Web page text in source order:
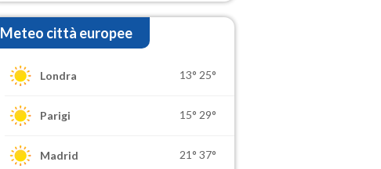
Meteo città europee
Londra 13° 25°
Parigi 15° 29°
Madrid 21° 37°